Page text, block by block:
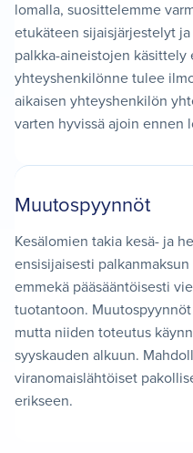
lomalla, suosittelemme
etukäteen sijaisjärjestelyt
palkka-aineistojen käsittely
yhteyshenkilönne tulee
aikaisen yhteyshenkilön
varten hyvissä ajoin ennen
Muutospyynnöt
Kesälomien takia kesä- ja
ensisijaisesti
emmekä pääsääntöisesti
tuotantoon.
mutta niiden toteutus
syyskauden alkuun.
viranomaislähtöiset
erikseen.